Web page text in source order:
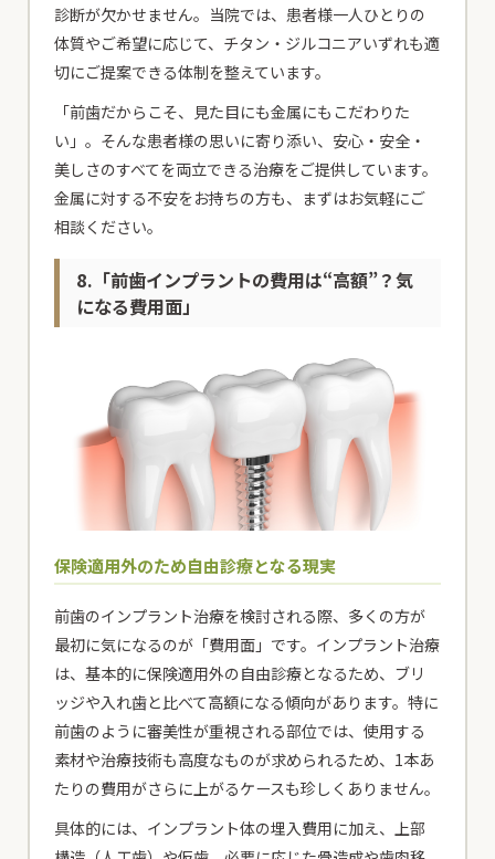
診断が欠かせません。当院では、患者様一人ひとりの
体質やご希望に応じて、チタン・ジルコニアいずれも適
切にご提案できる体制を整えています。
「前歯だからこそ、見た目にも金属にもこだわりた
い」。そんな患者様の思いに寄り添い、安心・安全・
美しさのすべてを両立できる治療をご提供しています。
金属に対する不安をお持ちの方も、まずはお気軽にご
相談ください。
8.「前歯インプラントの費用は“高額”？気
になる費用面」
保険適用外のため自由診療となる現実
前歯のインプラント治療を検討される際、多くの方が
最初に気になるのが「費用面」です。インプラント治療
は、基本的に保険適用外の自由診療となるため、ブリ
ッジや入れ歯と比べて高額になる傾向があります。特に
前歯のように審美性が重視される部位では、使用する
素材や治療技術も高度なものが求められるため、1本あ
たりの費用がさらに上がるケースも珍しくありません。
具体的には、インプラント体の埋入費用に加え、上部